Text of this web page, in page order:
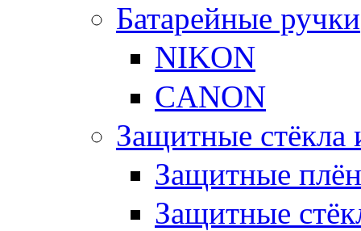
Батарейные ручки
NIKON
CANON
Защитные стёкла
Защитные
Защитные